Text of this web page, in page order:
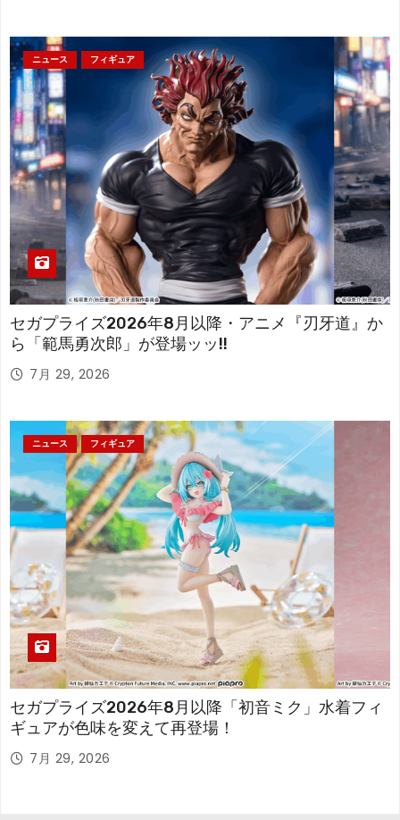
ニュース フィギュア
セガプライズ2026年8月以降・アニメ『刃牙道』か
ら「範馬勇次郎」が登場ッッ!!
7月 29, 2026
ニュース フィギュア
セガプライズ2026年8月以降「初音ミク」水着フィ
ギュアが色味を変えて再登場！
7月 29, 2026